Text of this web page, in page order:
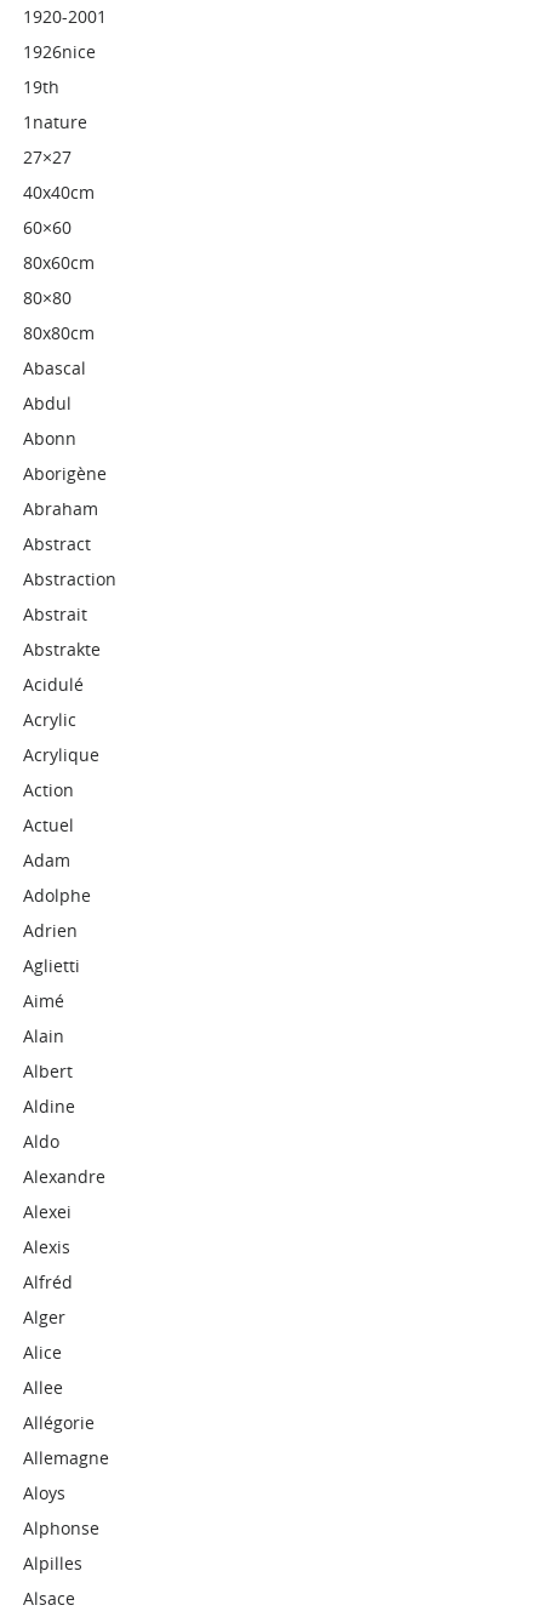
1920-2001
1926nice
19th
1nature
27×27
40x40cm
60×60
80x60cm
80×80
80x80cm
Abascal
Abdul
Abonn
Aborigène
Abraham
Abstract
Abstraction
Abstrait
Abstrakte
Acidulé
Acrylic
Acrylique
Action
Actuel
Adam
Adolphe
Adrien
Aglietti
Aimé
Alain
Albert
Aldine
Aldo
Alexandre
Alexei
Alexis
Alfréd
Alger
Alice
Allee
Allégorie
Allemagne
Aloys
Alphonse
Alpilles
Alsace